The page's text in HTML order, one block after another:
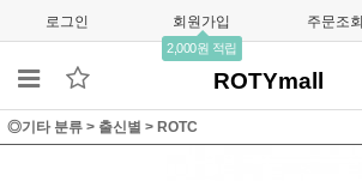
로그인 회원가입
2,000원 적립
주문조회
ROTYmall
◎기타 분류 > 출신별 > ROTC